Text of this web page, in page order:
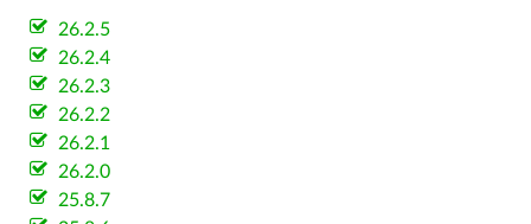
26.2.5
26.2.4
26.2.3
26.2.2
26.2.1
26.2.0
25.8.7